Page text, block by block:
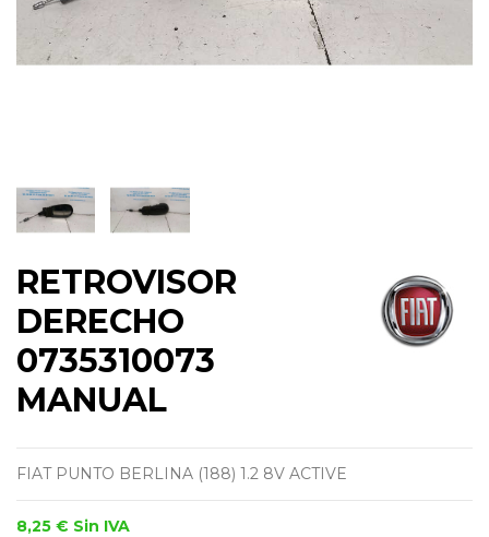
RETROVISOR
DERECHO
0735310073
MANUAL
FIAT PUNTO BERLINA (188) 1.2 8V ACTIVE
8,25 € Sin IVA